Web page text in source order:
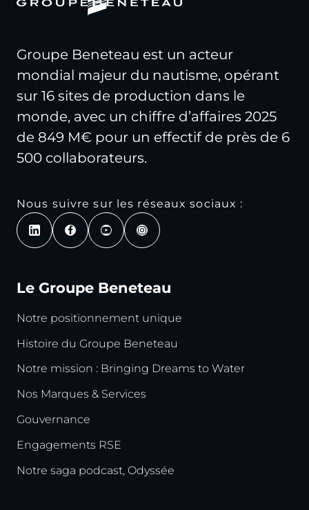
Groupe Beneteau est un acteur
mondial majeur du nautisme, opérant
sur 16 sites de production dans le
monde, avec un chiffre d’affaires 2025
de 849 M€ pour un effectif de près de 6
500 collaborateurs.
Nous suivre sur les réseaux sociaux :
Le Groupe Beneteau
Notre positionnement unique
Histoire du Groupe Beneteau
Notre mission : Bringing Dreams to Water
Nos Marques & Services
Gouvernance
Engagements RSE
Notre saga podcast, Odyssée